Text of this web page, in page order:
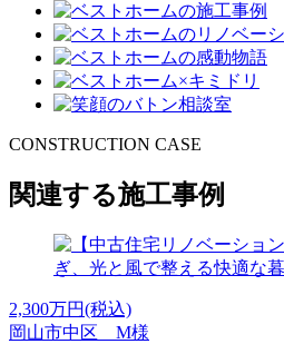
CONSTRUCTION CASE
関連する施工事例
2,300万円(税込)
岡山市中区 M様